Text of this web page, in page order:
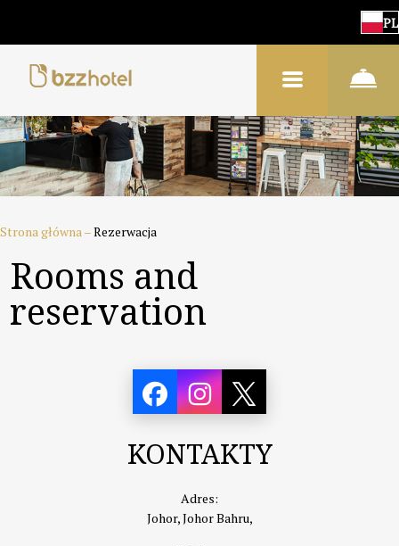
PL
Strona główna–Rezerwacja
Rooms and
reservation
KONTAKTY
Adres:
Johor, Johor Bahru,